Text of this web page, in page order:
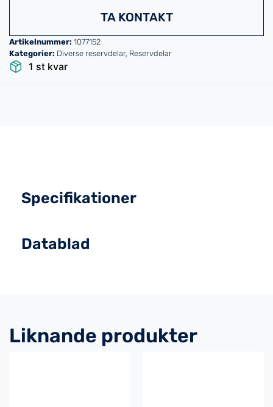
TA KONTAKT
Artikelnummer: 1077152
Kategorier: Diverse reservdelar, Reservdelar
1 st kvar
Specifikationer
Datablad
Liknande produkter